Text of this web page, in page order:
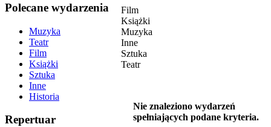
Polecane wydarzenia
Muzyka
Teatr
Film
Książki
Sztuka
Inne
Historia
Repertuar
Film
Książki
Muzyka
Inne
Sztuka
Teatr
Nie znaleziono wydarzeń
spełniających podane kryteria.